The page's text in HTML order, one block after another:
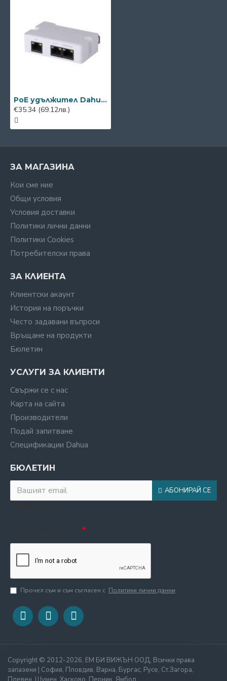
PoE удължител Dahua PFT1300
€35.34 (69.12лв.)
ЗА МАГАЗИНА
Кои сме ние
Общи условия
Условия доставки
Политики лични данни
Политики Cookies
Потребителски права
ЗА КЛИЕНТА
Клиентски акаунт
История на поръчки
Често задавани въпроси
Връщане на продукти
Бюлетин
УСЛУГИ ЗА КЛИЕНТИ
Свържи се с нас
Карта на сайта
Производители
Подай запитване
Спецификации Dahua
БЮЛЕТИН
АБОНИРАЙ СЕ
Прочел съм и съм съгласен с Политики лични данни
Copyright © 2012-2026, ЕМ БИ ВИЖЪН ООД, Всички права
запазени | София, Пловдив, Варна, Бургас, Русе, Ст.Загора,